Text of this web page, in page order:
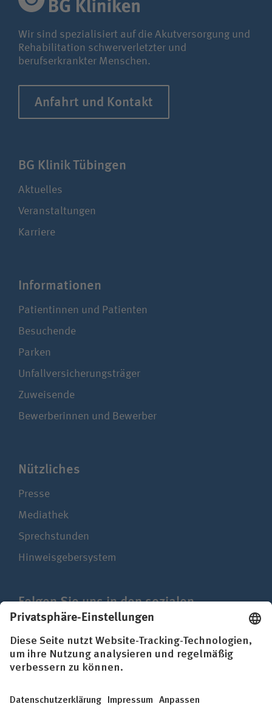
Wir sind spezialisiert auf die Akutversorgung und
Rehabilitation schwerverletzter und
berufserkrankter Menschen.
Anfahrt und Kontakt
BG Klinik Tübingen
Aktuelles
Veranstaltungen
Karriere
Infor­ma­tionen
Patientinnen und Patienten
Besuchende
Parken
Unfallversicherungsträger
Zuweisende
Bewerberinnen und Bewerber
Nützliches
Presse
Mediathek
Sprechstunden
Hinweisgebersystem
Folgen Sie uns in den sozialen
Netzwerken